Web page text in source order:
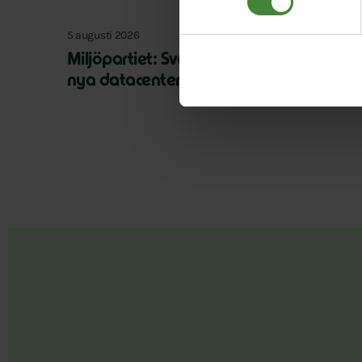
5 augusti 2026
Miljöpartiet: Sverige måste ställa krav på
nya datacenter